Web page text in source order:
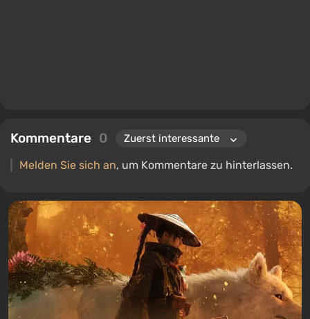
Kommentare 0
Melden Sie sich an, um Kommentare zu hinterlassen.